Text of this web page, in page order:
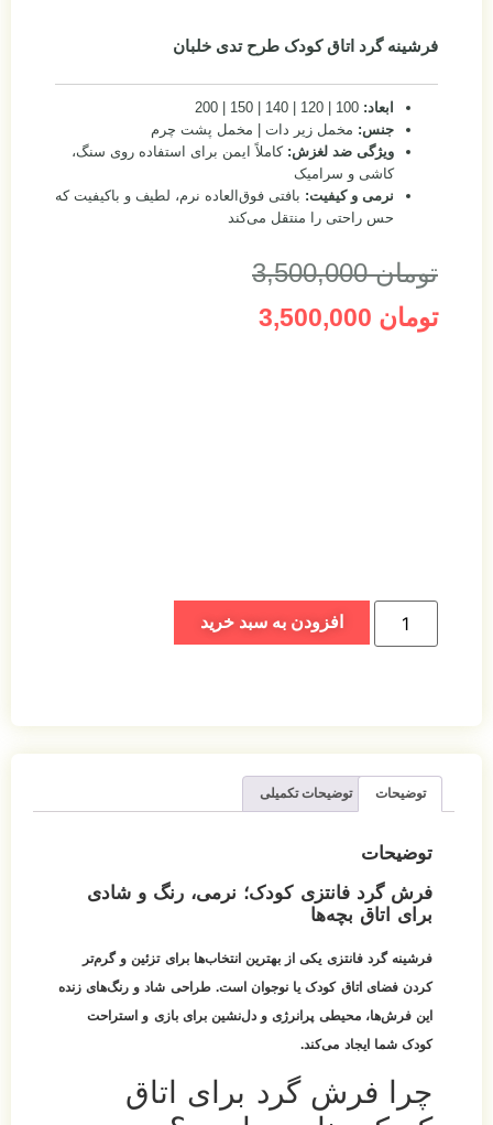
فرشینه گرد اتاق کودک طرح تدی خلبان
ابعاد:
جنس: مخمل زیر دات | مخمل پشت چرم
ویژگی ضد لغزش: کاملاً ایمن برای استفاده روی سنگ،
کاشی و سرامیک
نرمی و کیفیت: بافتی فوق‌العاده نرم، لطیف و باکیفیت که
حس راحتی را منتقل می‌کند
تومان3,500,000
تومان
افزودن به سبد خرید
توضیحات توضیحات تکمیلی
توضیحات
فرش گرد فانتزی کودک؛ نرمی، رنگ و شادی
برای اتاق بچه‌ها
فرشینه گرد فانتزی یکی از بهترین انتخاب‌ها برای تزئین و گرم‌تر
کردن فضای اتاق کودک یا نوجوان است. طراحی شاد و رنگ‌های زنده
این فرش‌ها، محیطی پرانرژی و دل‌نشین برای بازی و استراحت
کودک شما ایجاد می‌کند.
چرا فرش گرد برای اتاق